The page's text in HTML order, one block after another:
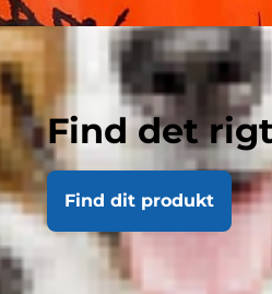
Find det
Find dit produkt